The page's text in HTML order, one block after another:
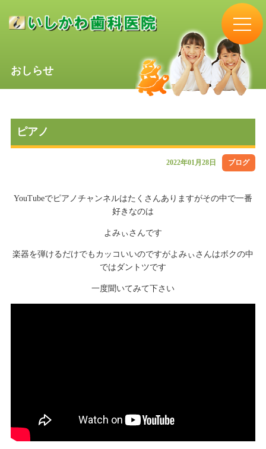
おしらせ
ピアノ
2022年01月28日 ブログ
YouTubeでピアノチャンネルはたくさんありますがその中で一番
好きなのは
よみぃさんです
楽器を弾けるだけでもカッコいいのですがよみぃさんはボクの中
ではダントツです
一度聞いてみて下さい